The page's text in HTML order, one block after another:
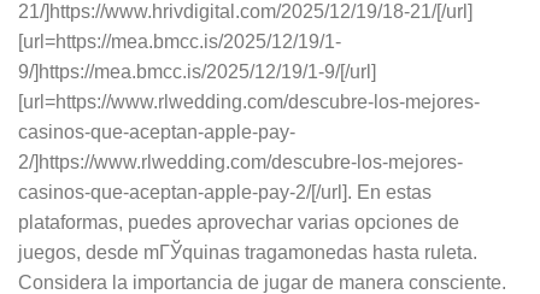
21/]https://www.hrivdigital.com/2025/12/19/18-21/[/url]
[url=https://mea.bmcc.is/2025/12/19/1-
9/]https://mea.bmcc.is/2025/12/19/1-9/[/url]
[url=https://www.rlwedding.com/descubre-los-mejores-
casinos-que-aceptan-apple-pay-
2/]https://www.rlwedding.com/descubre-los-mejores-
casinos-que-aceptan-apple-pay-2/[/url]. En estas
plataformas, puedes aprovechar varias opciones de
juegos, desde mГЎquinas tragamonedas hasta ruleta.
Considera la importancia de jugar de manera consciente.